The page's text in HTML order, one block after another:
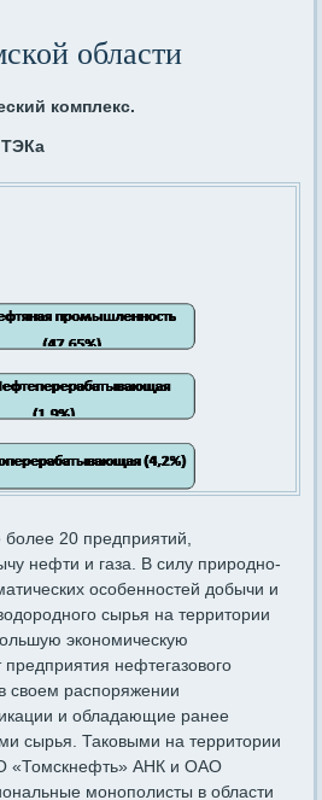
области
комплекс.
более 20 предприятий,
нефти и газа. В силу природно-
особенностей добычи и
сырья на территории
экономическую
нефтегазового
своем распоряжении
и обладающие ранее
сырья. Таковыми на территории
«Томскнефть» АНК и ОАО
монополисты в области